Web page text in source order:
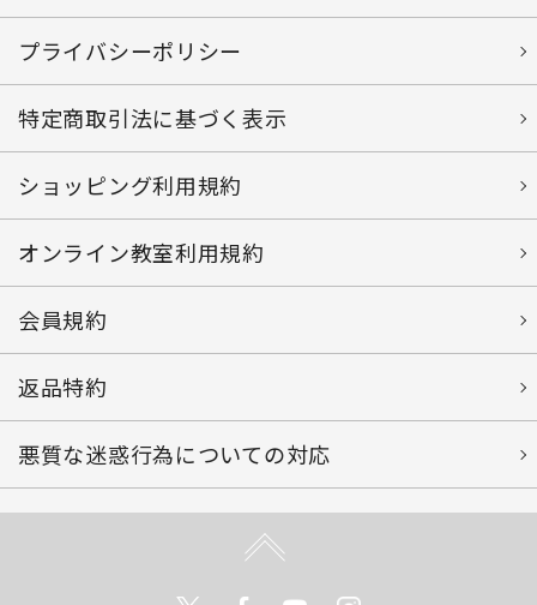
プライバシーポリシー
特定商取引法に基づく表示
ショッピング利用規約
オンライン教室利用規約
会員規約
返品特約
悪質な迷惑行為についての対応